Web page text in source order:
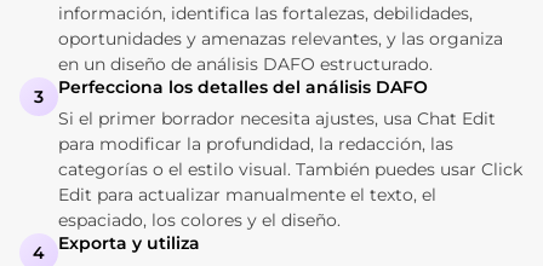
información, identifica las fortalezas, debilidades,
oportunidades y amenazas relevantes, y las organiza
en un diseño de análisis DAFO estructurado.
3
Perfecciona los detalles del análisis DAFO
Si el primer borrador necesita ajustes, usa Chat Edit
para modificar la profundidad, la redacción, las
categorías o el estilo visual. También puedes usar Click
Edit para actualizar manualmente el texto, el
espaciado, los colores y el diseño.
4
Exporta y utiliza